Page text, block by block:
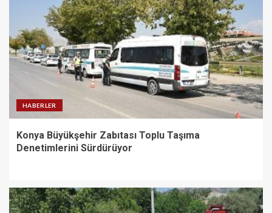
HABERLER
Konya Büyükşehir Zabıtası Toplu Taşıma
Denetimlerini Sürdürüyor